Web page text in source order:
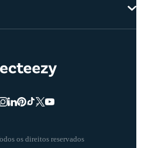
os direitos reservados